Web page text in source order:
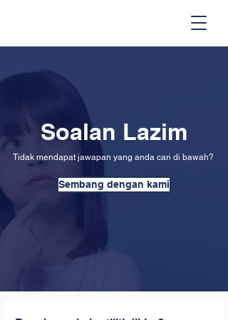
Soalan Lazim
Tidak mendapat jawapan yang anda cari di bawah?
Sembang dengan kami